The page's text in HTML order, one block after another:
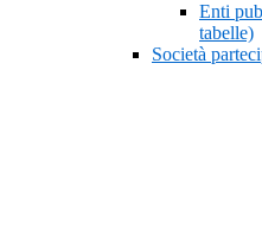
Enti
tabelle)
Società